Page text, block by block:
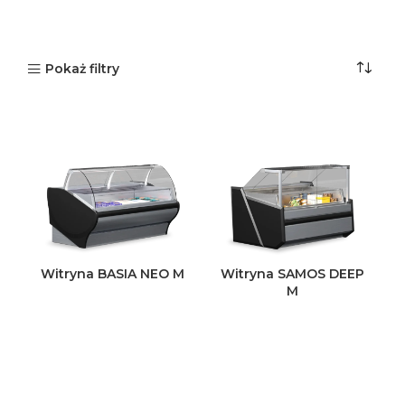
Pokaż filtry
Witryna BASIA NEO M
Witryna SAMOS DEEP
M